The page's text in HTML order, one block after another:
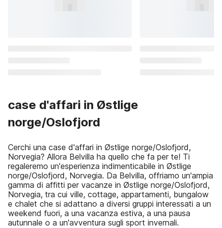
case d'affari in Østlige
norge/Oslofjord
Cerchi una case d'affari in Østlige norge/Oslofjord,
Norvegia? Allora Belvilla ha quello che fa per te! Ti
regaleremo un'esperienza indimenticabile in Østlige
norge/Oslofjord, Norvegia. Da Belvilla, offriamo un'ampia
gamma di affitti per vacanze in Østlige norge/Oslofjord,
Norvegia, tra cui ville, cottage, appartamenti, bungalow
e chalet che si adattano a diversi gruppi interessati a un
weekend fuori, a una vacanza estiva, a una pausa
autunnale o a un'avventura sugli sport invernali.